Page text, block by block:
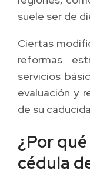
suele ser de
Ciertas
reformas
servicios
evaluación y
de su
¿Por
cédula